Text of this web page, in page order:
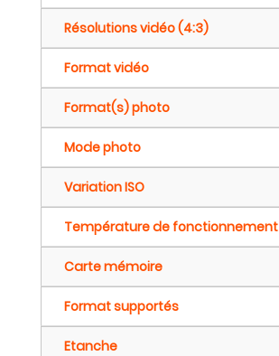
Résolutions vidéo (4:3)
Format vidéo
Format(s) photo
Mode photo
Variation ISO
Température de fonctionnement
Carte mémoire
Format supportés
Etanche